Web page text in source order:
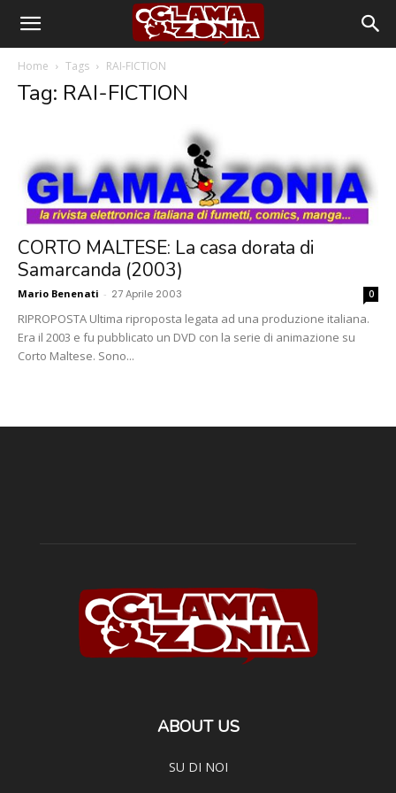
Home Tags RAI-FICTION
Tag: RAI-FICTION
CORTO MALTESE: La casa dorata di
Samarcanda (2003)
Mario Benenati - 27 Aprile 2003 0
RIPROPOSTA Ultima riproposta legata ad una produzione italiana.
Era il 2003 e fu pubblicato un DVD con la serie di animazione su
Corto Maltese. Sono...
ABOUT US
SU DI NOI